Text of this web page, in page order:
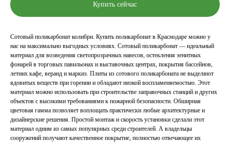
Купить сейчас
Сотовый поликарбонат колибри. Купить поликарбонат в Краснодаре можно у
нас на максимально выгодных условиях. Сотовый поликарбонат — идеальный
материал для возведения светопрозрачных навесов, остекления зенитных
фонарей в торговых павильонах и выставочных центрах, покрытия бассейнов,
летних кафе, веранд и маркиз. Плиты из сотового поликарбоната не выделяют
ядовитых веществ при горении и обладают низкой воспламеняемостью. Этот
материал можно использовать при строительстве заправочных станций и других
объектов с высокими требованиями к пожарной безопасности. Обширная
цветовая гамма позволяет воплощать практически любые архитектурные и
дизайнерские решения. Простой монтаж и скорость установки сделали этот
материал одним из самых популярных среди строителей. А владельцы
сооружений получают качественное покрытие, полностью отвечающее их